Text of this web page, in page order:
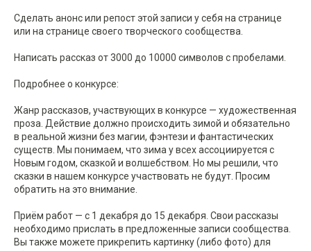
Сделать анонс или репост этой записи у себя на странице
или на странице своего творческого сообщества.
Написать рассказ от 3000 до 10000 символов с пробелами.
Подробнее о конкурсе:
Жанр рассказов, участвующих в конкурсе — художественная
проза. Действие должно происходить зимой и обязательно
в реальной жизни без магии, фэнтези и фантастических
существ. Мы понимаем, что зима у всех ассоциируется с
Новым годом, сказкой и волшебством. Но мы решили, что
сказки в нашем конкурсе участвовать не будут. Просим
обратить на это внимание.
Приём работ — с 1 декабря до 15 декабря. Свои рассказы
необходимо прислать в предложенные записи сообщества.
Вы также можете прикрепить картинку (либо фото) для